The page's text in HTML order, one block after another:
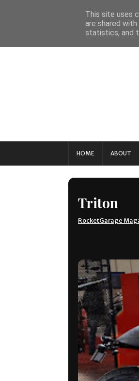
HOME ABOUT
Triton
RocketGarage
This site uses
are shared
statistics, and